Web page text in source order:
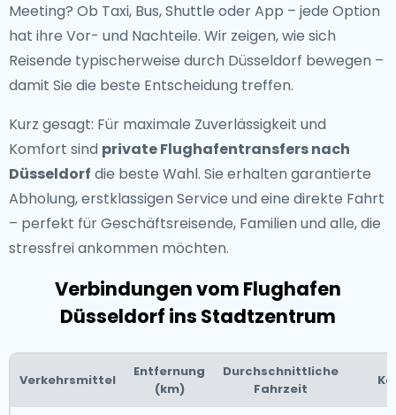
Meeting? Ob Taxi, Bus, Shuttle oder App – jede Option
hat ihre Vor- und Nachteile. Wir zeigen, wie sich
Reisende typischerweise durch Düsseldorf bewegen –
damit Sie die beste Entscheidung treffen.
Kurz gesagt: Für maximale Zuverlässigkeit und
Komfort sind private Flughafentransfers nach
Düsseldorf die beste Wahl. Sie erhalten garantierte
Abholung, erstklassigen Service und eine direkte Fahrt
– perfekt für Geschäftsreisende, Familien und alle, die
stressfrei ankommen möchten.
Verbindungen vom Flughafen
Düsseldorf ins Stadtzentrum
Verkehrsmittel
Entfernung
(km)
Durchschnittliche
Fahrzeit